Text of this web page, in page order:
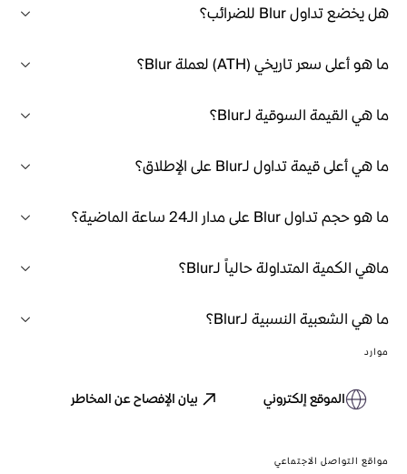
هل يخضع تداول Blur للضرائب؟
ما هو أعلى سعر تاريخي (ATH) لعملة Blur؟
ما هي القيمة السوقية لـBlur؟
ما هي أعلى قيمة تداول لـBlur على الإطلاق؟
ما هو حجم تداول Blur على مدار الـ24 ساعة الماضية؟
ماهي الكمية المتداولة حالياً لـBlur؟
ما هي الشعبية النسبية لـBlur؟
موارد
الموقع إلكتروني بيان الإفصاح عن المخاطر
مواقع التواصل الاجتماعي